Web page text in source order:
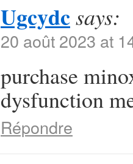
Ugcydcsays:
20 août 2023 at
purchase
dysfunction
Répondre